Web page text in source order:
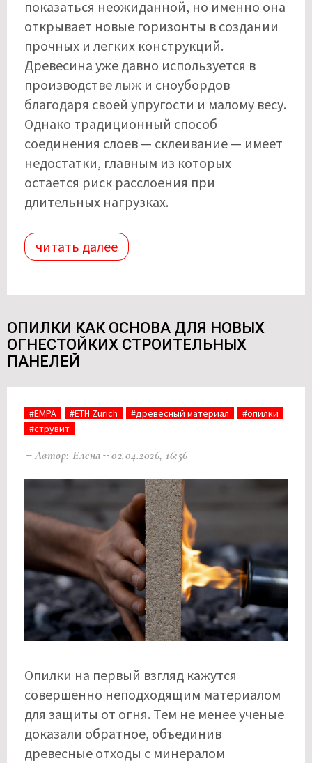
показаться неожиданной, но именно она
открывает новые горизонты в создании
прочных и легких конструкций.
Древесина уже давно используется в
производстве лыж и сноубордов
благодаря своей упругости и малому весу.
Однако традиционный способ
соединения слоев — склеивание — имеет
недостатки, главным из которых
остается риск расслоения при
длительных нагрузках.
читать далее
ОПИЛКИ КАК ОСНОВА ДЛЯ НОВЫХ
ОГНЕСТОЙКИХ СТРОИТЕЛЬНЫХ
ПАНЕЛЕЙ
#EMPA #ETH Zürich #древесный материал
#опилки
#струвит
Автор: Елена 02.04.2026, 16:56
Опилки на первый взгляд кажутся
совершенно неподходящим материалом
для защиты от огня. Тем не менее ученые
доказали обратное, объединив
древесные отходы с минералом